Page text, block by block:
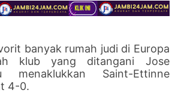
banyak rumah judi di Europa
klub yang ditangani Jose
menaklukkan Saint-Ettinne
4-0.